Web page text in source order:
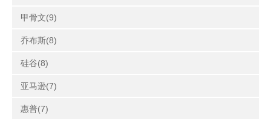
甲骨文(9)
乔布斯(8)
硅谷(8)
亚马逊(7)
惠普(7)